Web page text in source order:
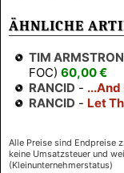
ÄHNLICHE
TIM
FOC) 60,00 €
RANCID -
RANCID - Let
Alle Preise sind Endpreise
keine Umsatzsteuer und
(Kleinunternehmerstatus)